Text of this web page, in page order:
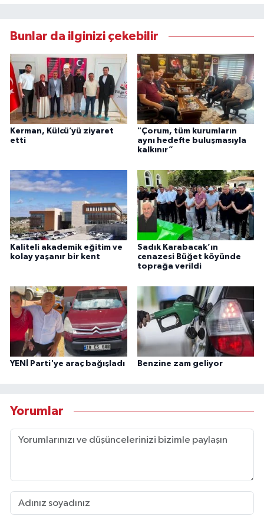
Bunlar da ilginizi çekebilir
Kerman, Külcü’yü ziyaret
etti
"Çorum, tüm kurumların
aynı hedefte buluşmasıyla
kalkınır”
Kaliteli akademik eğitim ve
kolay yaşanır bir kent
Sadık Karabacak’ın
cenazesi Büğet köyünde
toprağa verildi
YENİ Parti'ye araç bağışladı Benzine zam geliyor
Yorumlar